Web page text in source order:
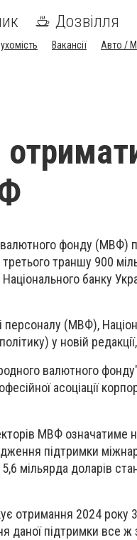
Дозвілля
Вакансії Авто /
фонду (МВФ)
траншу 900
банку
персоналу (МВФ),
у новій
валютного
асоціації
МВФ означатиме
підтримки
мільярда доларів
отримання 2024 року
даної підтримки все